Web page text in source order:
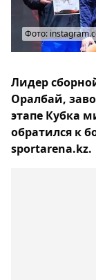
Фото:
Лидер
Оралбай,
этапе Кубка
обратился к
sportarena.kz.